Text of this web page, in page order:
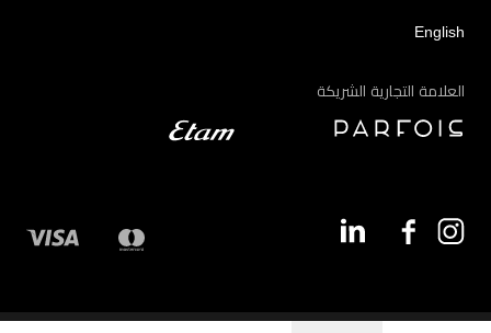
English
العلامة التجارية الشريكة